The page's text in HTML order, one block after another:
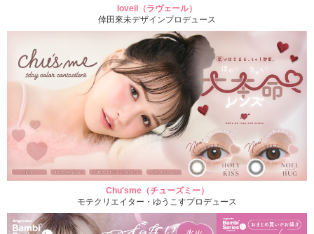
loveil（ラヴェール）
倖田來未デザインプロデュース
Chu'sme（チューズミー）
モテクリエイター・ゆうこすプロデュース